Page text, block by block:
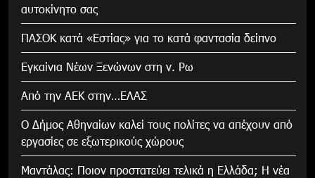
αυτοκίνητο σας
ΠΑΣΟΚ κατά «Εστίας» για το κατά φαντασία δείπνο
Εγκαίνια Νέων Ξενώνων στη ν. Ρω
Από την ΑΕΚ στην…ΕΛΑΣ
Ο Δήμος Αθηναίων καλεί τους πολίτες να απέχουν από
εργασίες σε εξωτερικούς χώρους
Μαντάλας: Ποιον προστατεύει τελικά η Ελλάδα; Η νέα